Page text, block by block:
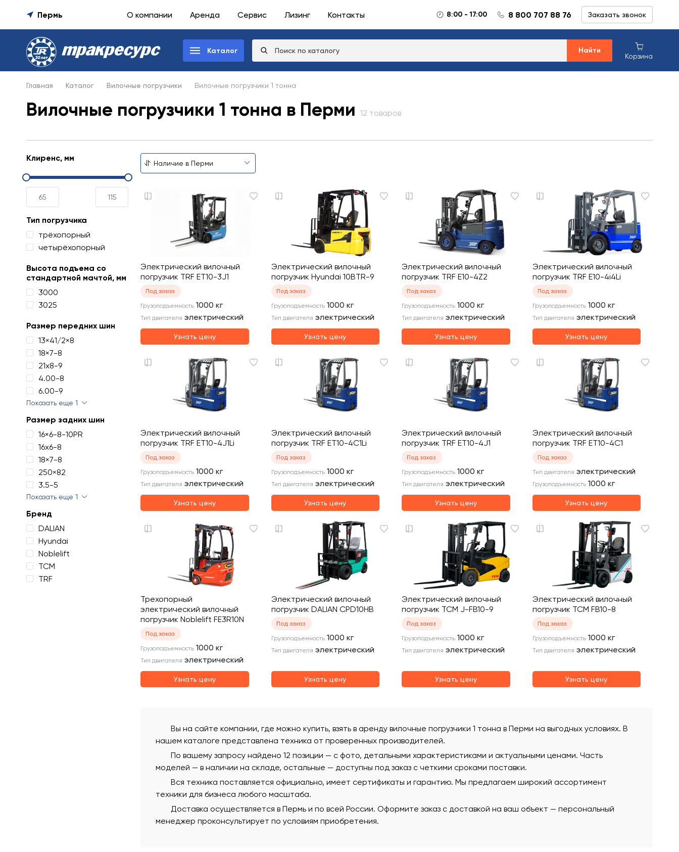
Пермь О компании Аренда Сервис Лизинг Контакты 8:00 - 17:00 8 800 707 88 76 Заказать звонок
Каталог Найти
Корзина
Главная Каталог Вилочные погрузчики Вилочные погрузчики 1 тонна
Вилочные погрузчики 1 тонна в Перми 12 товаров
Клиренс, мм
Тип погрузчика
трёхопорный
четырёхопорный
Высота подъема со
стандартной мачтой, мм
3000
3025
Размер передних шин
13×41/2×8
18×7-8
21х8-9
4.00-8
6.00-9
Показать еще 1
Размер задних шин
16×6-8-10PR
16х6-8
18×7-8
250×82
3.5-5
Показать еще 1
Бренд
DALIAN
Hyundai
Noblelift
TCM
TRF
Электрический вилочный
погрузчик TRF ET10-3J1
Под заказ
Грузоподъемность 1000 кг
Тип двигателя электрический
Узнать цену
Электрический вилочный
погрузчик Hyundai 10BTR-9
Под заказ
Грузоподъемность 1000 кг
Тип двигателя электрический
Узнать цену
Электрический вилочный
погрузчик TRF E10-4Z2
Под заказ
Грузоподъемность 1000 кг
Тип двигателя электрический
Узнать цену
Электрический вилочный
погрузчик TRF E10-4i4Li
Под заказ
Грузоподъемность 1000 кг
Тип двигателя электрический
Узнать цену
Электрический вилочный
погрузчик TRF ET10-4J1Li
Под заказ
Грузоподъемность 1000 кг
Тип двигателя электрический
Узнать цену
Электрический вилочный
погрузчик TRF ET10-4C1Li
Под заказ
Грузоподъемность 1000 кг
Тип двигателя электрический
Узнать цену
Электрический вилочный
погрузчик TRF ET10-4J1
Под заказ
Грузоподъемность 1000 кг
Тип двигателя электрический
Узнать цену
Электрический вилочный
погрузчик TRF ET10-4C1
Под заказ
Тип двигателя электрический
Грузоподъемность 1000 кг
Узнать цену
Трехопорный
электрический вилочный
погрузчик Noblelift FE3R10N
Под заказ
Грузоподъемность 1000 кг
Тип двигателя электрический
Узнать цену
Электрический вилочный
погрузчик DALIAN CPD10HB
Под заказ
Грузоподъемность 1000 кг
Тип двигателя электрический
Узнать цену
Электрический вилочный
погрузчик TCM J-FB10-9
Под заказ
Грузоподъемность 1000 кг
Тип двигателя электрический
Узнать цену
Электрический вилочный
погрузчик TCM FB10-8
Под заказ
Грузоподъемность 1000 кг
Тип двигателя электрический
Узнать цену
Вы на сайте компании, где можно купить, взять в аренду вилочные погрузчики 1 тонна в Перми на выгодных условиях. В
нашем каталоге представлена техника от проверенных производителей.
По вашему запросу найдено 12 позиции — с фото, детальными характеристиками и актуальными ценами. Часть
моделей — в наличии на складе, остальные — доступны под заказ с четкими сроками поставки.
Вся техника поставляется официально, имеет сертификаты и гарантию. Мы предлагаем широкий ассортимент
техники для бизнеса любого масштаба.
Доставка осуществляется в Пермь и по всей России. Оформите заказ с доставкой на ваш объект — персональный
менеджер проконсультирует по условиям приобретения.